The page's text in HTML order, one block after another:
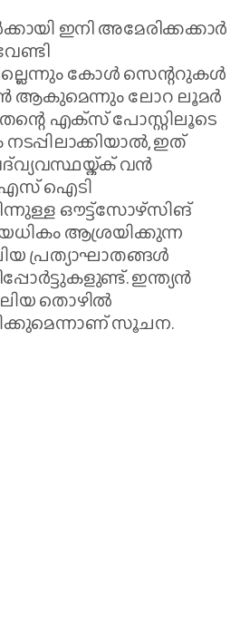
ഇനി അമേരിക്കക്കാർ
കോൾ സെന്ററുകള്‍
ആകുമെന്നും ലോറ ലൂമർ
എക്‌സ് പോസ്റ്റിലൂടെ
ഇത്
വൻ
യുഎസ് ഐടി
ഔട്ട്‌സോഴ്‌സിങ്
ആശ്രയിക്കുന്ന
പ്രത്യാഘാതങ്ങൾ
ഇന്ത്യൻ
തൊഴിൽ
സൂചന.